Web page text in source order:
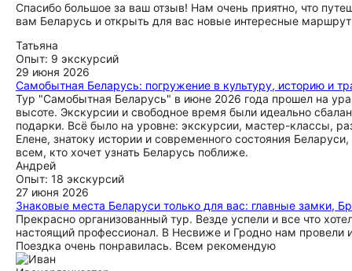
Спасибо большое за ваш отзыв! Нам очень приятно, что
вам Беларусь и открыть для вас новые интересные
Татьяна
Опыт: 9 экскурсий
29 июня 2026
Самобытная Беларусь: погружение в культуру, историю и
Тур "Самобытная Беларусь" в июне 2026 года прошел на
высоте. Экскурсии и свободное время были идеально
подарки. Всё было на уровне: экскурсии, мастер-классы,
Елене, знатоку истории и современного состояния
всем, кто хочет узнать Беларусь поближе.
Андрей
Опыт: 18 экскурсий
27 июня 2026
Знаковые места Беларуси только для вас: главные замки,
Прекрасно организованный тур. Везде успели и все что
настоящий профессионал. В Несвиже и Гродно нам провели
Поездка очень понравилась. Всем рекомендую